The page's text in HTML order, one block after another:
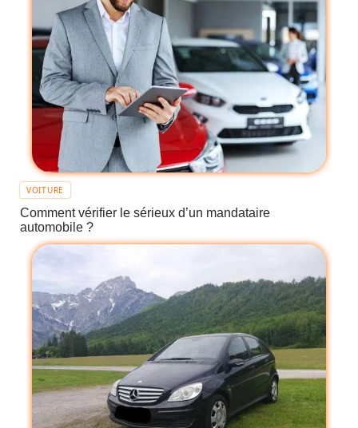
VOITURE
Comment vérifier le sérieux d’un mandataire
automobile ?